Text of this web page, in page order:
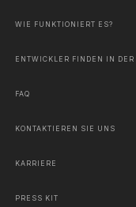
WIE FUNKTIONIERT ES?
ENTWICKLER FINDEN IN
FAQ
KONTAKTIEREN SIE UNS
KARRIERE
PRESS KIT